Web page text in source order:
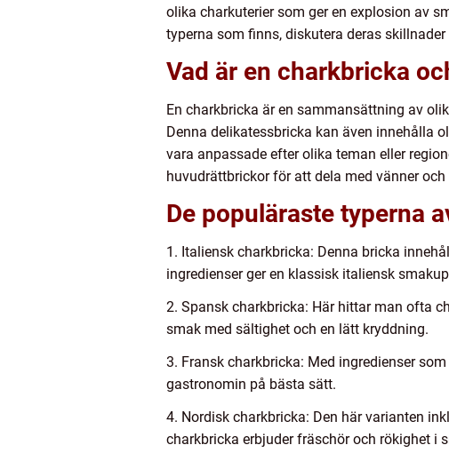
olika charkuterier som ger en explosion av
typerna som finns, diskutera deras
Vad är en charkbricka
En charkbricka är en sammansättning av
Denna delikatessbricka kan även innehålla
vara anpassade efter olika teman eller
huvudrättbrickor för att dela med vänner
De populäraste typerna
1. Italiensk charkbricka: Denna bricka
ingredienser ger en klassisk italiensk
2. Spansk charkbricka: Här hittar man ofta
smak med sältighet och en lätt kryddning.
3. Fransk charkbricka: Med ingredienser
gastronomin på bästa sätt.
4. Nordisk charkbricka: Den här varianten
charkbricka erbjuder fräschör och rökighet i